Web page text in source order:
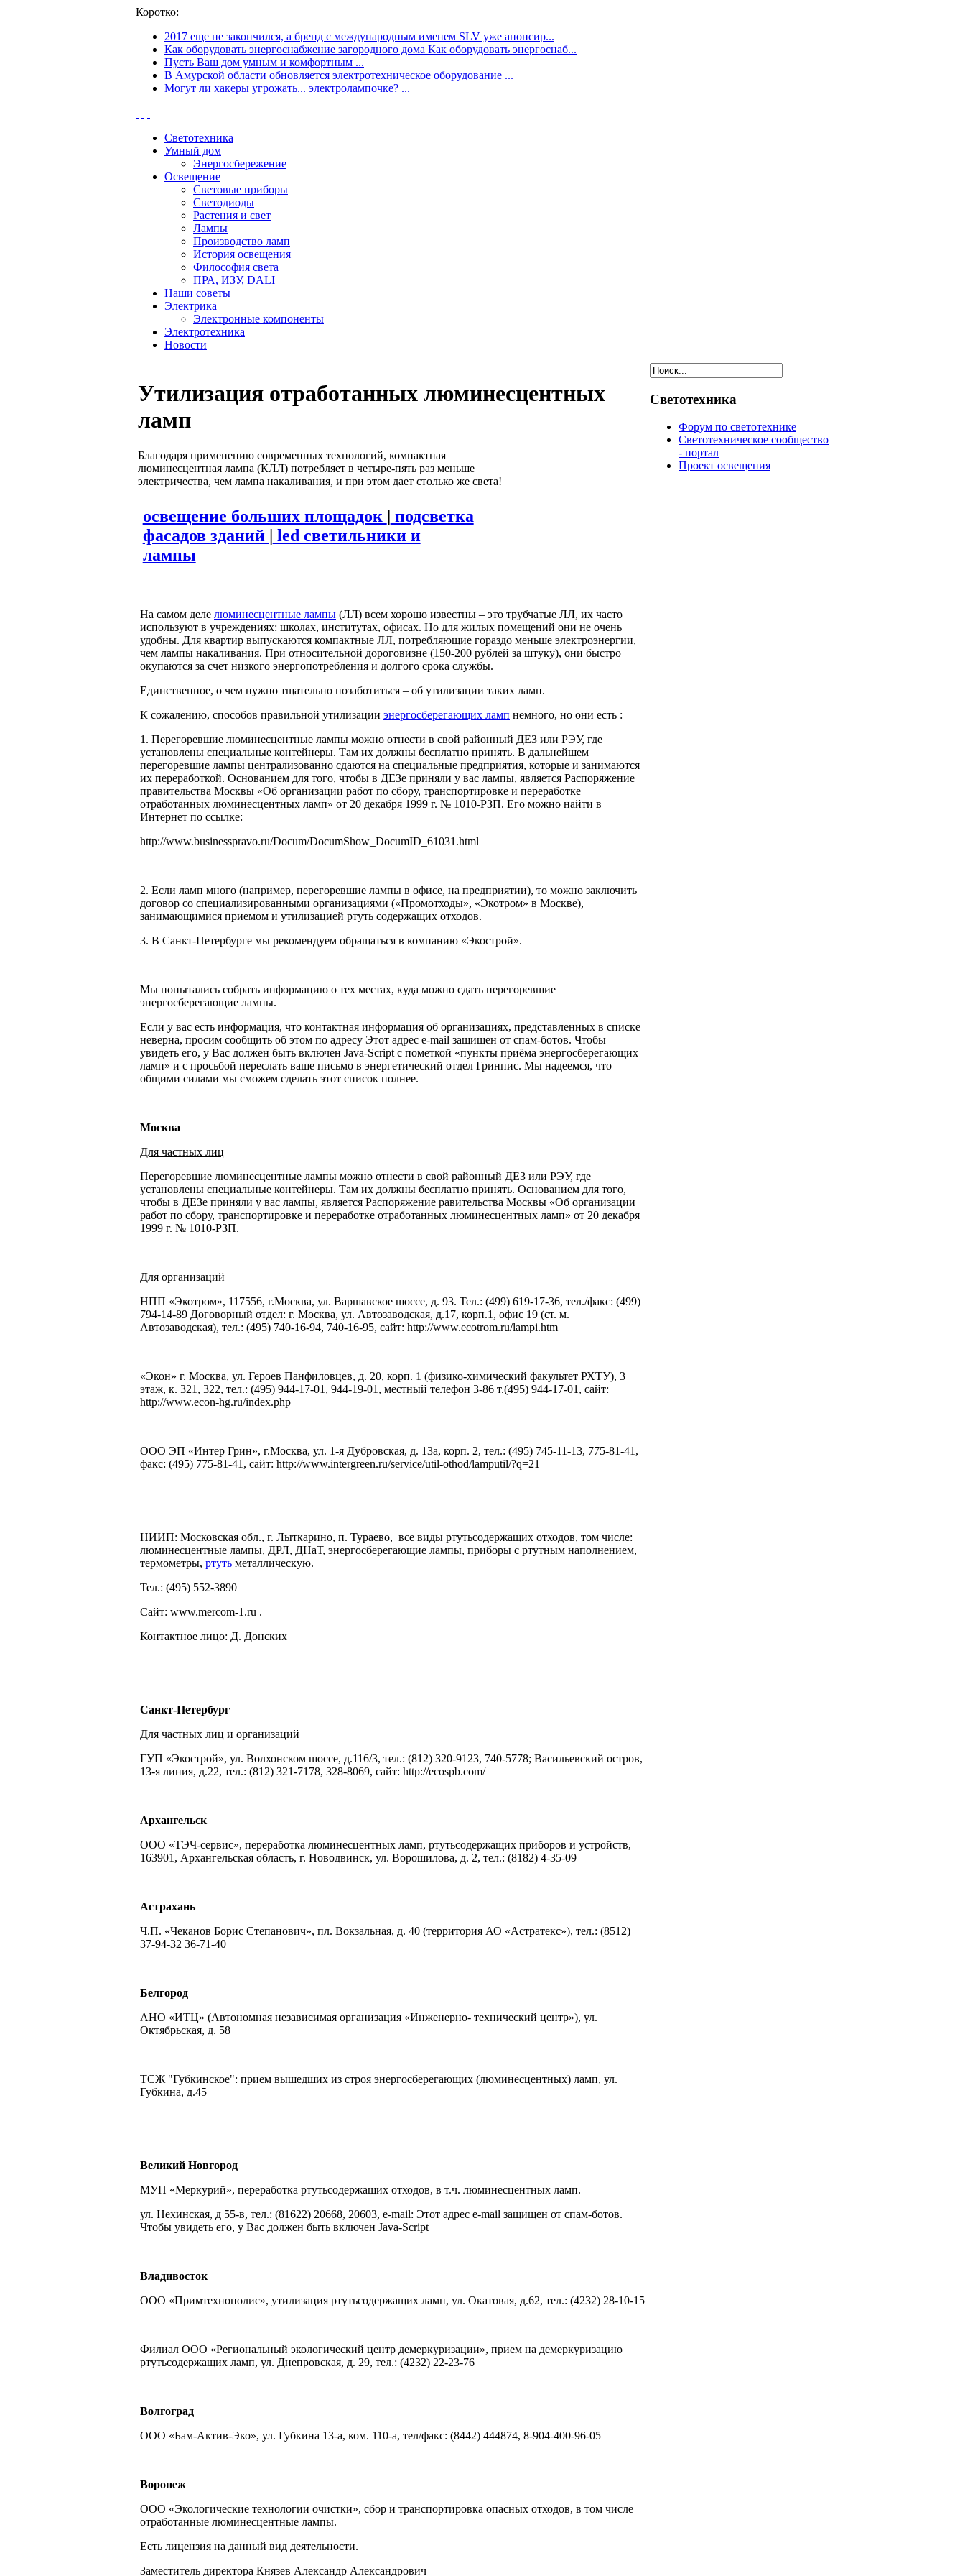
Коротко:
2017 еще не закончился, а бренд с международным именем SLV уже анонсир...
Как оборудовать энергоснабжение загородного дома Как оборудовать энергоснаб...
Пусть Ваш дом умным и комфортным ...
В Амурской области обновляется электротехническое оборудование ...
Могут ли хакеры угрожать... электролампочке? ...
Светотехника
Умный дом
Энергосбережение
Освещение
Световые приборы
Светодиоды
Растения и свет
Лампы
Производство ламп
История освещения
Философия света
ПРА, ИЗУ, DALI
Наши советы
Электрика
Электронные компоненты
Электротехника
Новости
Утилизация отработанных люминесцентных
ламп
Благодаря применению современных технологий, компактная
люминесцентная лампа (КЛЛ) потребляет в четыре-пять раз меньше
электричества, чем лампа накаливания, и при этом дает столько же света!
освещение больших площадок
подсветка
фасадов зданий
led светильники и
лампы
На самом деле люминесцентные лампы (ЛЛ) всем хорошо известны – это трубчатые ЛЛ, их часто
используют в учреждениях: школах, институтах, офисах. Но для жилых помещений они не очень
удобны. Для квартир выпускаются компактные ЛЛ, потребляющие гораздо меньше электроэнергии,
чем лампы накаливания. При относительной дороговизне (150-200 рублей за штуку), они быстро
окупаются за счет низкого энергопотребления и долгого срока службы.
Единственное, о чем нужно тщательно позаботиться – об утилизации таких ламп.
К сожалению, способов правильной утилизации энергосберегающих ламп немного, но они есть :
1. Перегоревшие люминесцентные лампы можно отнести в свой районный ДЕЗ или РЭУ, где
установлены специальные контейнеры. Там их должны бесплатно принять. В дальнейшем
перегоревшие лампы централизованно сдаются на специальные предприятия, которые и занимаются
их переработкой. Основанием для того, чтобы в ДЕЗе приняли у вас лампы, является Распоряжение
правительства Москвы «Об организации работ по сбору, транспортировке и переработке
отработанных люминесцентных ламп» от 20 декабря 1999 г. № 1010-РЗП. Его можно найти в
Интернет по ссылке:
http://www.businesspravo.ru/Docum/DocumShow_DocumID_61031.html
2. Если ламп много (например, перегоревшие лампы в офисе, на предприятии), то можно заключить
договор со специализированными организациями («Промотходы», «Экотром» в Москве),
занимающимися приемом и утилизацией ртуть содержащих отходов.
3. В Санкт-Петербурге мы рекомендуем обращаться в компанию «Экострой».
Мы попытались собрать информацию о тех местах, куда можно сдать перегоревшие
энергосберегающие лампы.
Если у вас есть информация, что контактная информация об организациях, представленных в списке
неверна, просим сообщить об этом по адресу Этот адрес e-mail защищен от спам-ботов. Чтобы
увидеть его, у Вас должен быть включен Java-Script с пометкой «пункты приёма энергосберегающих
ламп» и с просьбой переслать ваше письмо в энергетический отдел Гринпис. Мы надеемся, что
общими силами мы сможем сделать этот список полнее.
Москва
Для частных лиц
Перегоревшие люминесцентные лампы можно отнести в свой районный ДЕЗ или РЭУ, где
установлены специальные контейнеры. Там их должны бесплатно принять. Основанием для того,
чтобы в ДЕЗе приняли у вас лампы, является Распоряжение равительства Москвы «Об организации
работ по сбору, транспортировке и переработке отработанных люминесцентных ламп» от 20 декабря
1999 г. № 1010-РЗП.
Для организаций
НПП «Экотром», 117556, г.Москва, ул. Варшавское шоссе, д. 93. Тел.: (499) 619-17-36, тел./факс: (499)
794-14-89 Договорный отдел: г. Москва, ул. Автозаводская, д.17, корп.1, офис 19 (ст. м.
Автозаводская), тел.: (495) 740-16-94, 740-16-95, сайт: http://www.ecotrom.ru/lampi.htm
«Экон» г. Москва, ул. Героев Панфиловцев, д. 20, корп. 1 (физико-химический факультет РХТУ), 3
этаж, к. 321, 322, тел.: (495) 944-17-01, 944-19-01, местный телефон 3-86 т.(495) 944-17-01, сайт:
http://www.econ-hg.ru/index.php
ООО ЭП «Интер Грин», г.Москва, ул. 1-я Дубровская, д. 13а, корп. 2, тел.: (495) 745-11-13, 775-81-41,
факс: (495) 775-81-41, сайт: http://www.intergreen.ru/service/util-othod/lamputil/?q=21
НИИП: Московская обл., г. Лыткарино, п. Тураево, все виды ртутьсодержащих отходов, том числе:
люминесцентные лампы, ДРЛ, ДНаТ, энергосберегающие лампы, приборы с ртутным наполнением,
термометры, ртуть металлическую.
Тел.: (495) 552-3890
Сайт: www.mercom-1.ru .
Контактное лицо: Д. Донских
Санкт-Петербург
Для частных лиц и организаций
ГУП «Экострой», ул. Волхонском шоссе, д.116/3, тел.: (812) 320-9123, 740-5778; Васильевский остров,
13-я линия, д.22, тел.: (812) 321-7178, 328-8069, сайт: http://ecospb.com/
Архангельск
ООО «ТЭЧ-сервис», переработка люминесцентных ламп, ртутьсодержащих приборов и устройств,
163901, Архангельская область, г. Новодвинск, ул. Ворошилова, д. 2, тел.: (8182) 4-35-09
Астрахань
Ч.П. «Чеканов Борис Степанович», пл. Вокзальная, д. 40 (территория АО «Астратекс»), тел.: (8512)
37-94-32 36-71-40
Белгород
АНО «ИТЦ» (Автономная независимая организация «Инженерно- технический центр»), ул.
Октябрьская, д. 58
ТСЖ "Губкинское": прием вышедших из строя энергосберегающих (люминесцентных) ламп, ул.
Губкина, д.45
Великий Новгород
МУП «Меркурий», переработка ртутьсодержащих отходов, в т.ч. люминесцентных ламп.
ул. Нехинская, д 55-в, тел.: (81622) 20668, 20603, e-mail: Этот адрес e-mail защищен от спам-ботов.
Чтобы увидеть его, у Вас должен быть включен Java-Script
Владивосток
ООО «Примтехнополис», утилизация ртутьсодержащих ламп, ул. Окатовая, д.62, тел.: (4232) 28-10-15
Филиал ООО «Региональный экологический центр демеркуризации», прием на демеркуризацию
ртутьсодержащих ламп, ул. Днепровская, д. 29, тел.: (4232) 22-23-76
Волгоград
ООО «Бам-Актив-Эко», ул. Губкина 13-а, ком. 110-а, тел/факс: (8442) 444874, 8-904-400-96-05
Воронеж
ООО «Экологические технологии очистки», сбор и транспортировка опасных отходов, в том числе
отработанные люминесцентные лампы.
Есть лицензия на данный вид деятельности.
Заместитель директора Князев Александр Александрович
Светотехника
Форум по светотехнике
Светотехническое сообщество
- портал
Проект освещения